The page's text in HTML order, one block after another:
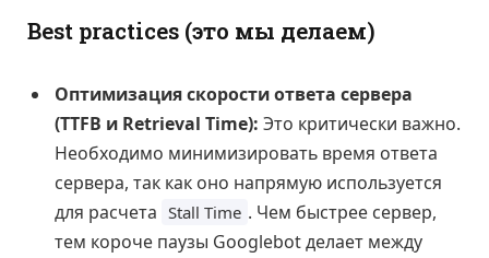
Best practices (это мы делаем)
Оптимизация скорости ответа сервера
(TTFB и Retrieval Time): Это критически важно.
Необходимо минимизировать время ответа
сервера, так как оно напрямую используется
для расчета Stall Time . Чем быстрее сервер,
тем короче паузы Googlebot делает между